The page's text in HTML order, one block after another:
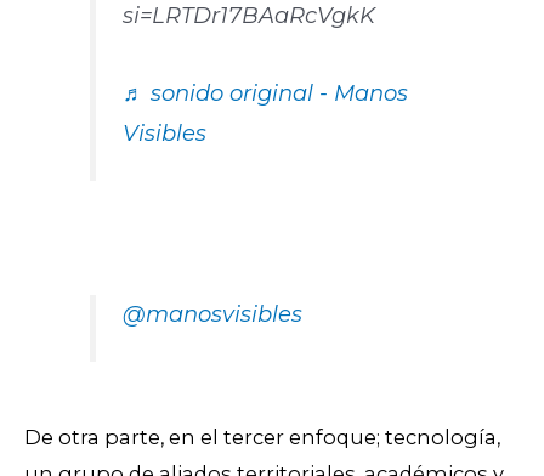
si=LRTDr17BAaRcVgkK
♬ sonido original - Manos
Visibles
@manosvisibles
De otra parte, en el tercer enfoque; tecnología,